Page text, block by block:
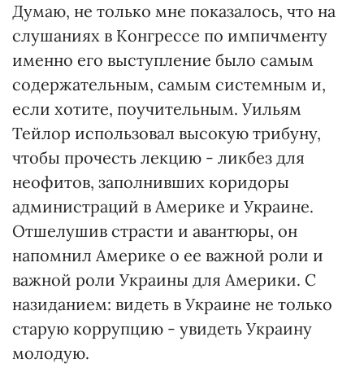
Думаю, не только мне показалось, что на
слушаниях в Конгрессе по импичменту
именно его выступление было самым
содержательным, самым системным и,
если хотите, поучительным. Уильям
Тейлор использовал высокую трибуну,
чтобы прочесть лекцию - ликбез для
неофитов, заполнивших коридоры
администраций в Америке и Украине.
Отшелушив страсти и авантюры, он
напомнил Америке о ее важной роли и
важной роли Украины для Америки. С
назиданием: видеть в Украине не только
старую коррупцию - увидеть Украину
молодую.